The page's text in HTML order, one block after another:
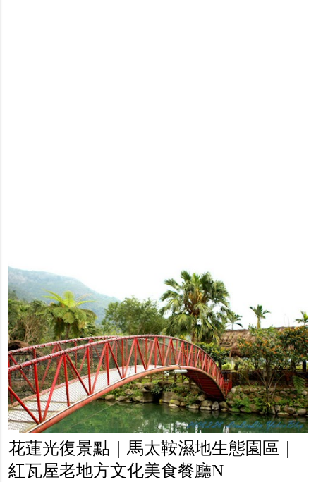
花蓮光復景點｜馬太鞍濕地生態園區｜
紅瓦屋老地方文化美食餐廳N